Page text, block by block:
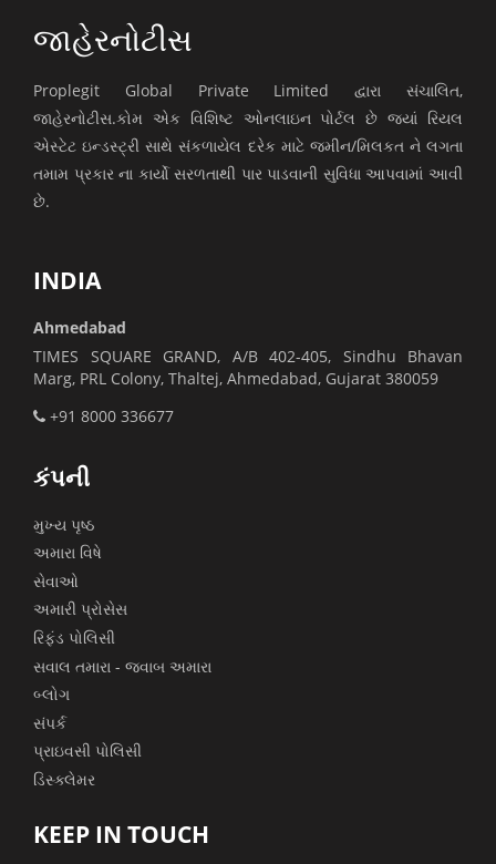
જાહેરનોટીસ
Proplegit Global Private Limited દ્વારા સંચાલિત,
જાહેરનોટીસ.કોમ એક વિશિષ્ટ ઓનલાઇન પોર્ટલ છે જ્યાં રિયલ
એસ્ટેટ ઇન્ડસ્ટ્રી સાથે સંકળાયેલ દરેક માટે જમીન/મિલકત ને લગતા
તમામ પ્રકાર ના કાર્યો સરળતાથી પાર પાડવાની સુવિધા આપવામાં આવી
છે.
INDIA
Ahmedabad
TIMES SQUARE GRAND, A/B 402-405, Sindhu Bhavan
Marg, PRL Colony, Thaltej, Ahmedabad, Gujarat 380059
+91 8000 336677
કંપની
મુખ્ય પૃષ્ઠ
અમારા વિષે
સેવાઓ
અમારી પ્રોસેસ
રિફંડ પોલિસી
સવાલ તમારા - જવાબ અમારા
બ્લોગ
સંપર્ક
પ્રાઇવસી પોલિસી
ડિસ્ક્લેમર
KEEP IN TOUCH